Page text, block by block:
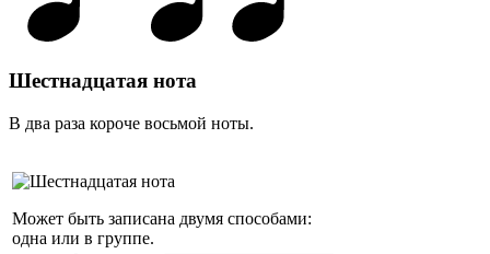
Шестнадцатая нота
В два раза короче восьмой ноты.
Может быть записана двумя способами:
одна или в группе.